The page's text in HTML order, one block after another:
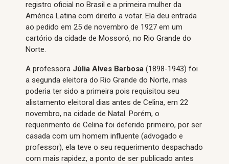
registro oficial no Brasil e a primeira mulher da
América Latina com direito a votar. Ela deu entrada
ao pedido em 25 de novembro de 1927 em um
cartório da cidade de Mossoró, no Rio Grande do
Norte.
A professora Júlia Alves Barbosa (1898-1943) foi
a segunda eleitora do Rio Grande do Norte, mas
poderia ter sido a primeira pois requisitou seu
alistamento eleitoral dias antes de Celina, em 22
novembro, na cidade de Natal. Porém, o
requerimento de Celina foi deferido primeiro, por ser
casada com um homem influente (advogado e
professor), ela teve o seu requerimento despachado
com mais rapidez, a ponto de ser publicado antes